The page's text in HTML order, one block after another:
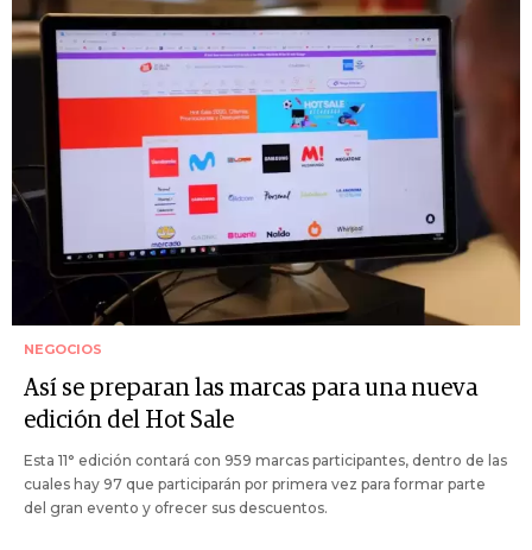
NEGOCIOS
Así se preparan las marcas para una nueva
edición del Hot Sale
Esta 11° edición contará con 959 marcas participantes, dentro de las
cuales hay 97 que participarán por primera vez para formar parte
del gran evento y ofrecer sus descuentos.